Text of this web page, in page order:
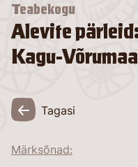
Teabekogu
Alevite
Kagu-
Tagasi
Märksõnad: